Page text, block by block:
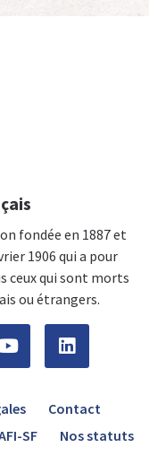
fondée en 1887 et
1906 qui a pour
ceux qui sont morts
ou étrangers.
Contact
SF Nos statuts